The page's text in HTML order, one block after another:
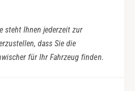
steht Ihnen jederzeit zur
dass Sie die
für Ihr Fahrzeug finden.